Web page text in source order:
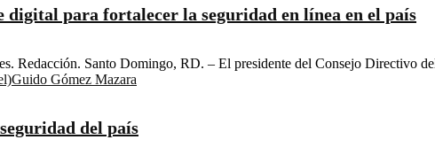
para fortalecer la seguridad en línea en el país
Redacción. Santo Domingo, RD. – El presidente del Consejo Directivo
Guido Gómez Mazara
del país